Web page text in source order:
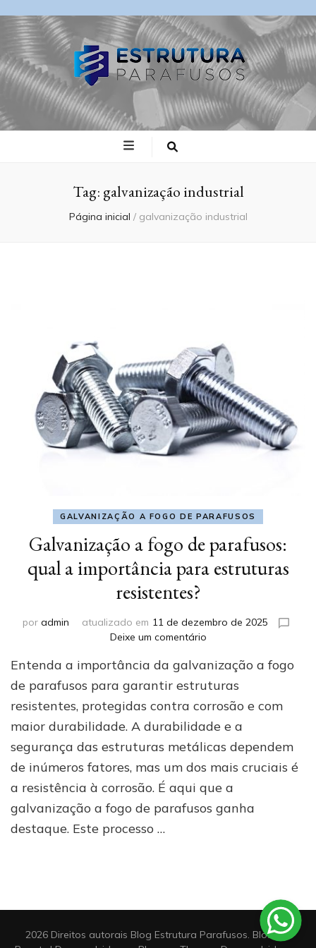
Blog Estrutura
Parafusos
Tag: galvanização industrial
Página inicial / galvanização industrial
GALVANIZAÇÃO A FOGO DE PARAFUSOS
Galvanização a fogo de parafusos:
qual a importância para estruturas
resistentes?
por admin atualizado em 11 de dezembro de 2025
Deixe um comentárioem
a
fogo
parafusos:
qual
a
importância
para
estruturas
resistentes?
Entenda a importância da galvanização a fogo
de parafusos para garantir estruturas
resistentes, protegidas contra corrosão e com
maior durabilidade. A durabilidade e a
segurança das estruturas metálicas dependem
de inúmeros fatores, mas um dos mais cruciais é
a resistência à corrosão. É aqui que a
galvanização a fogo de parafusos ganha
destaque. Este processo …
2026 Direitos autorais Blog Estrutura Parafusos. Blossom